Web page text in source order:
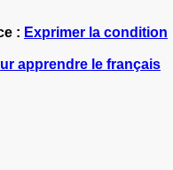
: Exprimer la condition
apprendre le français